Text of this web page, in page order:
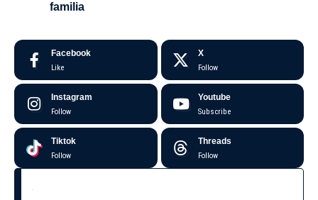
familia
Facebook
Like
X
Follow
Instagram
Follow
Youtube
Subscribe
Tiktok
Follow
Threads
Follow